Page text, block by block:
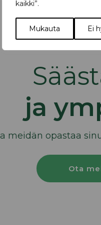
kaikki”.
Mukauta Ei
ja
meidän opastaa
Ota